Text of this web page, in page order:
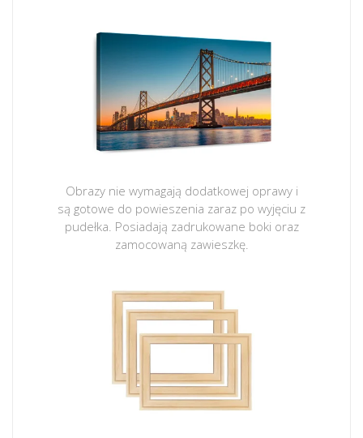
Obrazy nie wymagają dodatkowej oprawy i
są gotowe do powieszenia zaraz po wyjęciu z
pudełka. Posiadają zadrukowane boki oraz
zamocowaną zawieszkę.